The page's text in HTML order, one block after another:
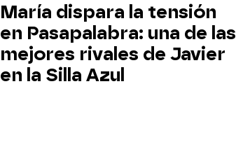
María dispara la tensión
en Pasapalabra: una de las
mejores rivales de Javier
en la Silla Azul